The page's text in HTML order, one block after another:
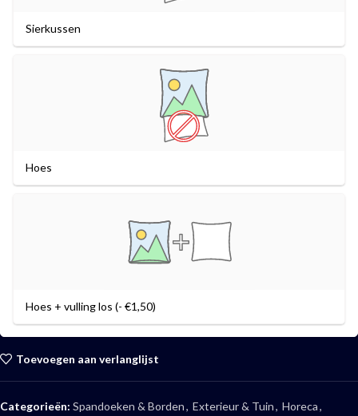
Sierkussen
Hoes
Hoes + vulling los (- €1,50)
Toevoegen aan verlanglijst
Categorieën: Spandoeken & Borden, Exterieur & Tuin, Horeca,